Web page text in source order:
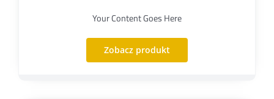
Your Content Goes Here
Zobacz produkt